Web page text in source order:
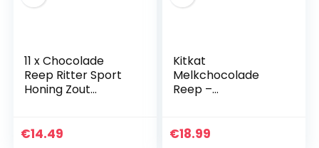
11 x Chocolade
Reep Ritter Sport
Honing Zout
€14.49
Kitkat
Melkchocolade
Reep –
chocoladerepen
€18.99